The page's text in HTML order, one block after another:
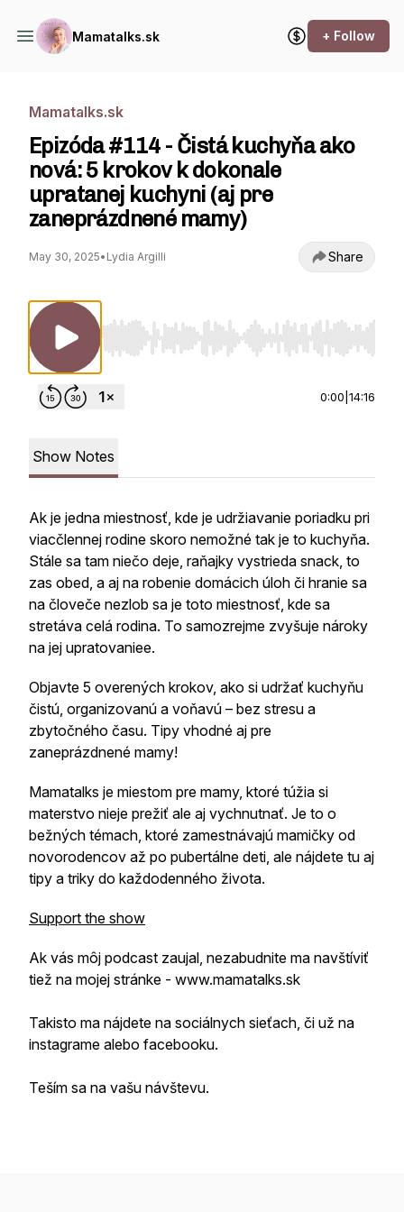
Mamatalks.sk + Follow
Mamatalks.sk
Epizóda #114 - Čistá kuchyňa ako
nová: 5 krokov k dokonale
upratanej kuchyni (aj pre
zaneprázdnené mamy)
May 30, 2025• Lydia Argilli Share
Use Left/Right to seek, Home/End to jump to
0:00 14:16
Show Notes
Ak je jedna miestnosť, kde je udržiavanie poriadku pri
viacčlennej rodine skoro nemožné tak je to kuchyňa.
Stále sa tam niečo deje, raňajky vystrieda snack, to
zas obed, a aj na robenie domácich úloh či hranie sa
na človeče nezlob sa je toto miestnosť, kde sa
stretáva celá rodina. To samozrejme zvyšuje nároky
na jej upratovaniee.
Objavte 5 overených krokov, ako si udržať kuchyňu
čistú, organizovanú a voňavú – bez stresu a
zbytočného času. Tipy vhodné aj pre
zaneprázdnené mamy!
Mamatalks je miestom pre mamy, ktoré túžia si
materstvo nieje prežiť ale aj vychnutnať. Je to o
bežných témach, ktoré zamestnávajú mamičky od
novorodencov až po pubertálne deti, ale nájdete tu aj
tipy a triky do každodenného života.
Support the show
Ak vás môj podcast zaujal, nezabudnite ma navštíviť
tiež na mojej stránke - www.mamatalks.sk
Takisto ma nájdete na sociálnych sieťach, či už na
instagrame alebo facebooku.
Teším sa na vašu návštevu.